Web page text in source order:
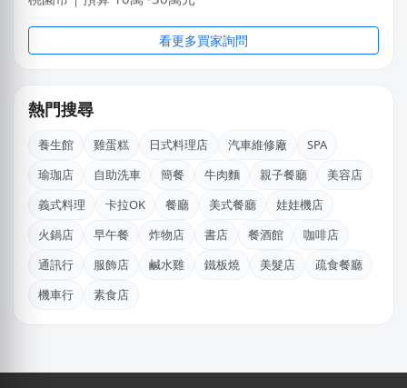
廖X珍
新北市｜預算 10萬~30萬元
台北市｜預算 50萬~100萬元
謝X生
台中市｜預算 10萬~30萬元
林X羽
桃園市｜預算 10萬~30萬元
廖X臻
新北市｜預算 30萬~50萬元
看更多買家詢問
熱門搜尋
養生館 雞蛋糕 日式料理店 汽車維修廠
SPA
瑜珈店
自助洗車 簡餐 牛肉麵 親子餐廳
美容店
義式料理
卡拉OK 餐廳 美式餐廳
娃娃機店
火鍋店
早午餐 炸物店 書店 餐酒館
咖啡店
通訊行
服飾店 鹹水雞 鐵板燒 美髮店
疏食餐廳
機車行
素食店